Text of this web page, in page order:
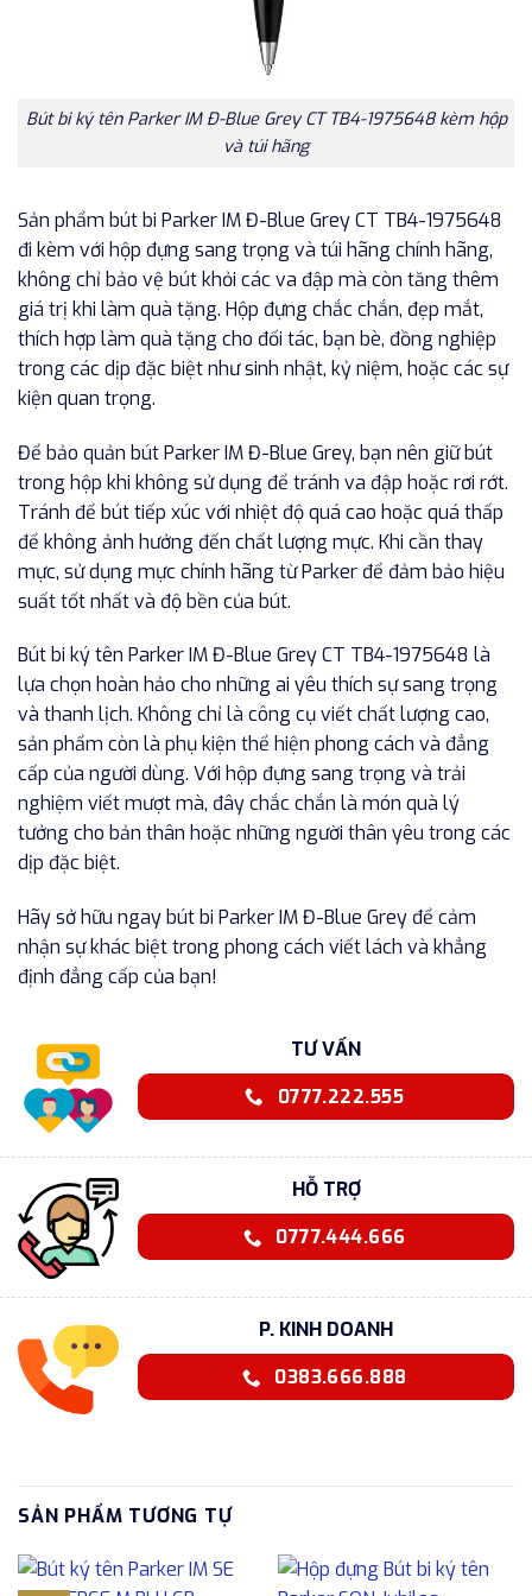
Bút bi ký tên Parker IM Đ-Blue Grey CT TB4-1975648 kèm hộp
và túi hãng
Sản phẩm bút bi Parker IM Đ-Blue Grey CT TB4-1975648
đi kèm với hộp đựng sang trọng và túi hãng chính hãng,
không chỉ bảo vệ bút khỏi các va đập mà còn tăng thêm
giá trị khi làm quà tặng. Hộp đựng chắc chắn, đẹp mắt,
thích hợp làm quà tặng cho đối tác, bạn bè, đồng nghiệp
trong các dịp đặc biệt như sinh nhật, kỷ niệm, hoặc các sự
kiện quan trọng.
Để bảo quản bút Parker IM Đ-Blue Grey, bạn nên giữ bút
trong hộp khi không sử dụng để tránh va đập hoặc rơi rớt.
Tránh để bút tiếp xúc với nhiệt độ quá cao hoặc quá thấp
để không ảnh hưởng đến chất lượng mực. Khi cần thay
mực, sử dụng mực chính hãng từ Parker để đảm bảo hiệu
suất tốt nhất và độ bền của bút.
Bút bi ký tên Parker IM Đ-Blue Grey CT TB4-1975648 là
lựa chọn hoàn hảo cho những ai yêu thích sự sang trọng
và thanh lịch. Không chỉ là công cụ viết chất lượng cao,
sản phẩm còn là phụ kiện thể hiện phong cách và đẳng
cấp của người dùng. Với hộp đựng sang trọng và trải
nghiệm viết mượt mà, đây chắc chắn là món quà lý
tưởng cho bản thân hoặc những người thân yêu trong các
dịp đặc biệt.
Hãy sở hữu ngay bút bi Parker IM Đ-Blue Grey để cảm
nhận sự khác biệt trong phong cách viết lách và khẳng
định đẳng cấp của bạn!
TƯ VẤN
0777.222.555
HỖ TRỢ
0777.444.666
P. KINH DOANH
0383.666.888
SẢN PHẨM TƯƠNG TỰ